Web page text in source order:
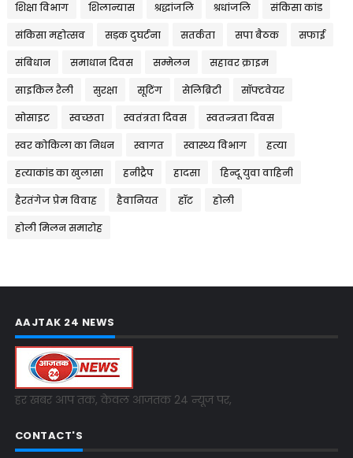
शिक्षा विभाग शिलान्यास श्रद्धांजलि श्रधांजलि संकिसा कांड
संकिसा महोत्सव सड़क दुघर्टना सतर्कता सपा बैठक सफाई
संबिधान समाधान दिवस सम्मेलन सहावर क्राइम
साइकिल रैली सुरक्षा सूटिंग सेलिब्रिटी सॉफ्टवेयर
सोसाइट स्वच्छता स्वतंत्रता दिवस स्वतन्त्रता दिवस
स्वर कोकिला का निधन स्वागत स्वास्थ्य विभाग हत्या
हत्याकांड का खुलासा हनीट्रैप हादसा हिन्दू युवा वाहिनी
हैरतंगेज प्रेम विवाह हैवानियत हॉट होली
होली मिलन समारोह
AAJTAK 24 NEWS
हर खबर आप तक, केवल आजतक 24 न्यूज पर,
CONTACT'S